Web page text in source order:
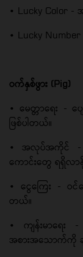
• Lucky Color -
• Lucky Number
ဝက်နှစ်ဖွား (Pig)
• မေတ္တာရေး -
ဖြစ်ပါတယ်။
• အလုပ်အကိုင် -
ကောင်းတွေ ရရှိလာ
• ငွေကြေး - ဝင်
တယ်။
• ကျန်းမာရေး
အစားအသောက်ကို ချ